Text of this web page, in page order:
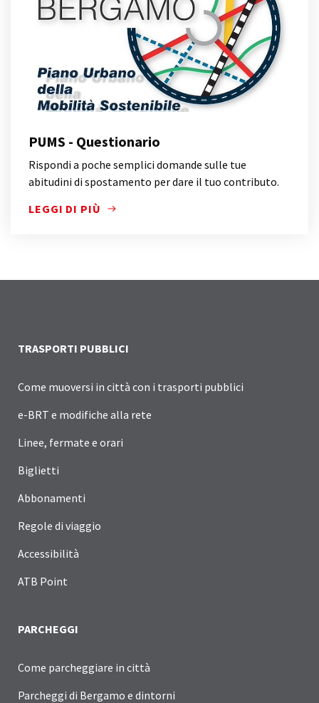
PUMS - Questionario
Rispondi a poche semplici domande sulle tue
abitudini di spostamento per dare il tuo contributo.
LEGGI DI PIÙ
RISPONDI A POCHE SEMPLICI DOMANDE SULLE
TRASPORTI PUBBLICI
Come muoversi in città con i trasporti pubblici
e-BRT e modifiche alla rete
Linee, fermate e orari
Biglietti
Abbonamenti
Regole di viaggio
Accessibilità
ATB Point
PARCHEGGI
Come parcheggiare in città
Parcheggi di Bergamo e dintorni